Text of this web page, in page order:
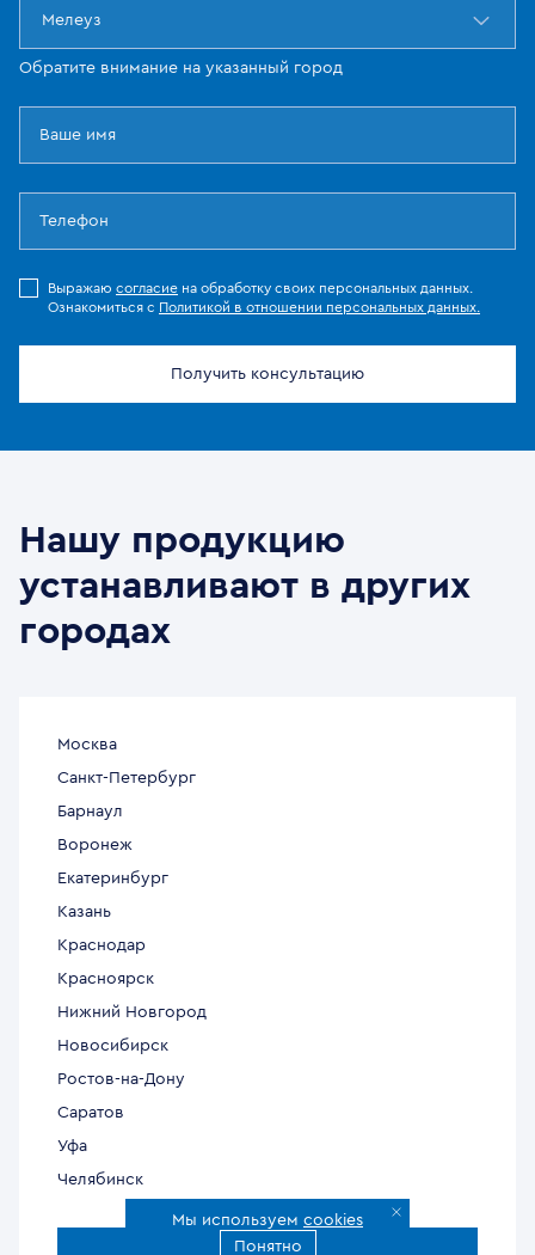
Мелеуз
Обратите внимание на указанный город
Выражаю согласие на обработку своих персональных данных.
Ознакомиться с Политикой в отношении персональных данных.
Получить консультацию
Нашу продукцию
устанавливают в других
городах
Москва
Санкт-Петербург
Барнаул
Воронеж
Екатеринбург
Казань
Краснодар
Красноярск
Нижний Новгород
Новосибирск
Ростов-на-Дону
Саратов
Уфа
Челябинск
Мы используем cookies
Понятно